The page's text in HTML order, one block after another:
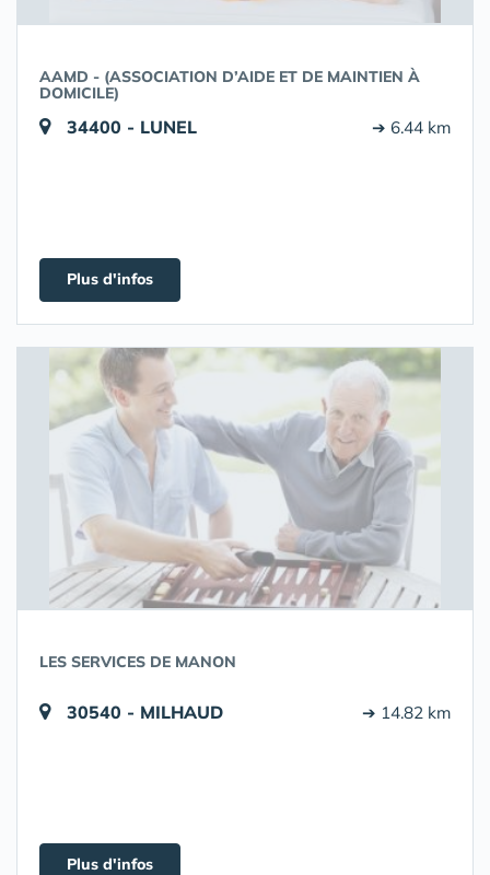
AAMD - (ASSOCIATION D’AIDE ET DE MAINTIEN À
DOMICILE)
34400 - LUNEL ➔ 6.44 km
Plus d'infos
LES SERVICES DE MANON
30540 - MILHAUD ➔ 14.82 km
Plus d'infos